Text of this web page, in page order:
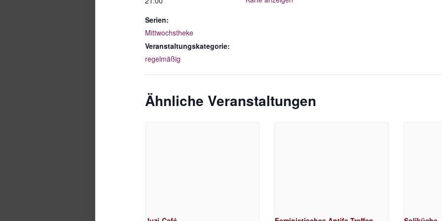
Serien:
Mittwochstheke
Veranstaltungskategorie:
regelmäßig
Ähnliche Veranstaltungen